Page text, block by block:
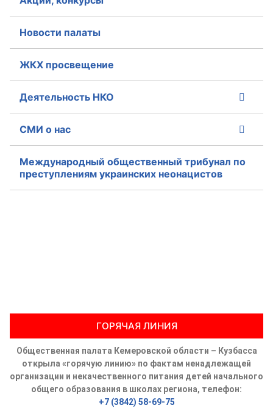
Новости палаты
ЖКХ просвещение
Деятельность НКО
СМИ о нас
Международный общественный трибунал по
преступлениям украинских неонацистов
ГОРЯЧАЯ ЛИНИЯ
Общественная палата Кемеровской области – Кузбасса
открыла «горячую линию» по фактам ненадлежащей
организации и некачественного питания детей начального
общего образования в школах региона, телефон:
+7 (3842) 58-69-75